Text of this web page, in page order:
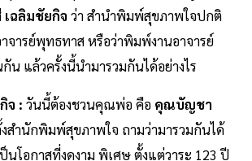
ฉลิมชัยกิจ ว่า สำนำพิมพ์สุขภาพใจปกติ
ารย์พุทธทาส หรือว่าพิมพ์งานอาจารย์
น แล้วครั้งนี้นำมารวมกันได้อย่างไร
จ : วันนี้ต้องชวนคุณพ่อ คือ คุณบัญชา
สำนักพิมพ์สุขภาพใจ ถามว่ามารวมกันได้
ป็นโอกาสที่งดงาม พิเศษ ตั้งแต่วาระ 123 ปี